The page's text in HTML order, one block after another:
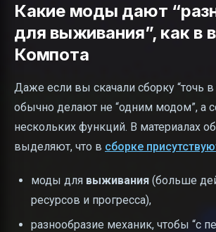
Какие моды дают
для выживания”, как в
Компота
Даже если вы скачали сборку “точь в
обычно делают не “одним модом”, а
нескольких функций. В материалах
выделяют, что в сборке
моды для выживания (больше
ресурсов и прогресса),
разнообразие механик, чтобы “с